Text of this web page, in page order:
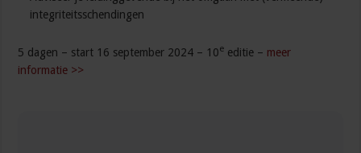
integriteitsschendingen
5 dagen – start 16 september 2024 – 10e editie – meer
informatie >>